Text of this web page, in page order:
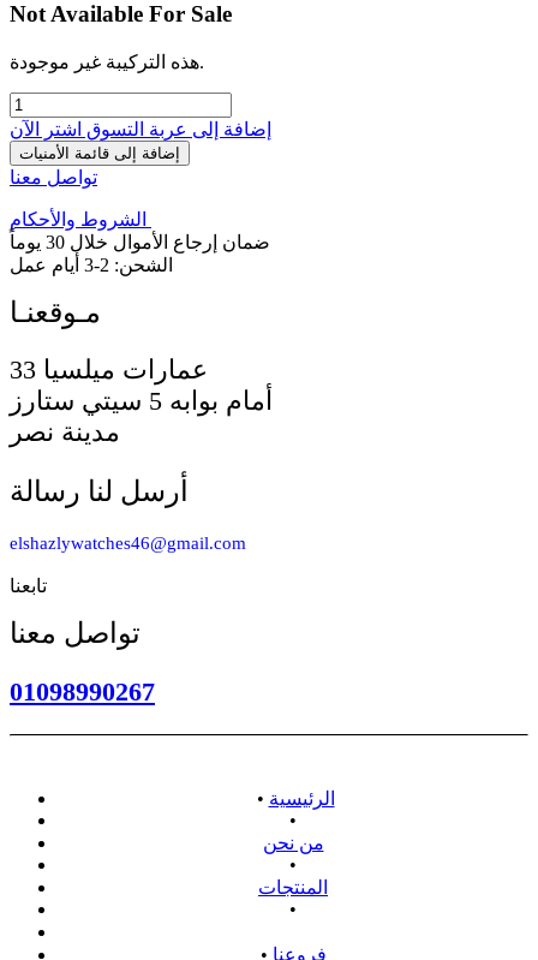
Not Available For Sale
هذه التركيبة غير موجودة.
إضافة إلى عربة التسوق اشترِ الآن
إضافة إلى قائمة الأمنيات
تواصل معنا
الشروط والأحكام
ضمان إرجاع الأموال خلال 30 يوماً
الشحن: 2-3 أيام عمل
أمام بوابه 5 سيتي ستارز
مدينة نصر
أرسل لنا رسالة
elshazlywatches46@gmail.com
تابعنا
تواصل معنا
01098990267
• الرئيسية
•
من نحن
•
المنتجات
•
• فروعنا